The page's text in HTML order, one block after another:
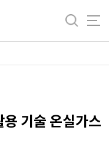
기술 온실가스